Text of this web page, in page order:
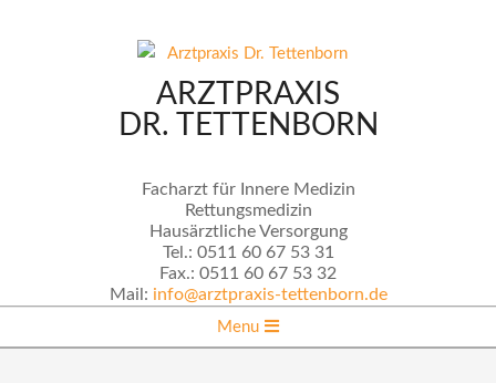
ARZTPRAXIS
DR. TETTENBORN
Facharzt für Innere Medizin
Rettungsmedizin
Hausärztliche Versorgung
Tel.: 0511 60 67 53 31
Fax.: 0511 60 67 53 32
Mail: info@arztpraxis-tettenborn.de
Navigation
Menu